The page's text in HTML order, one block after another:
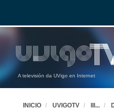
A televisión da UVigo en Internet
INICIO UVIGOTV ...